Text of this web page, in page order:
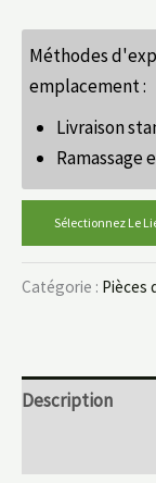
Méthodes
emplacement :
Livraison
Ramassage
Sélectionnez Le
Catégorie : Pièces
Description